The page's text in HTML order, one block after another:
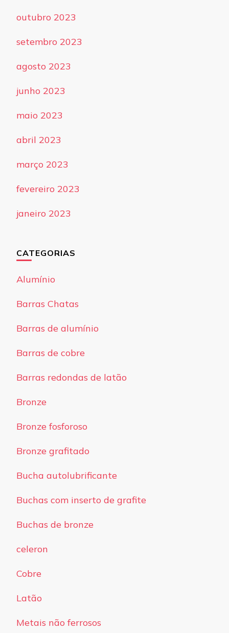
outubro 2023
setembro 2023
agosto 2023
junho 2023
maio 2023
abril 2023
março 2023
fevereiro 2023
janeiro 2023
CATEGORIAS
Alumínio
Barras Chatas
Barras de alumínio
Barras de cobre
Barras redondas de latão
Bronze
Bronze fosforoso
Bronze grafitado
Bucha autolubrificante
Buchas com inserto de grafite
Buchas de bronze
celeron
Cobre
Latão
Metais não ferrosos